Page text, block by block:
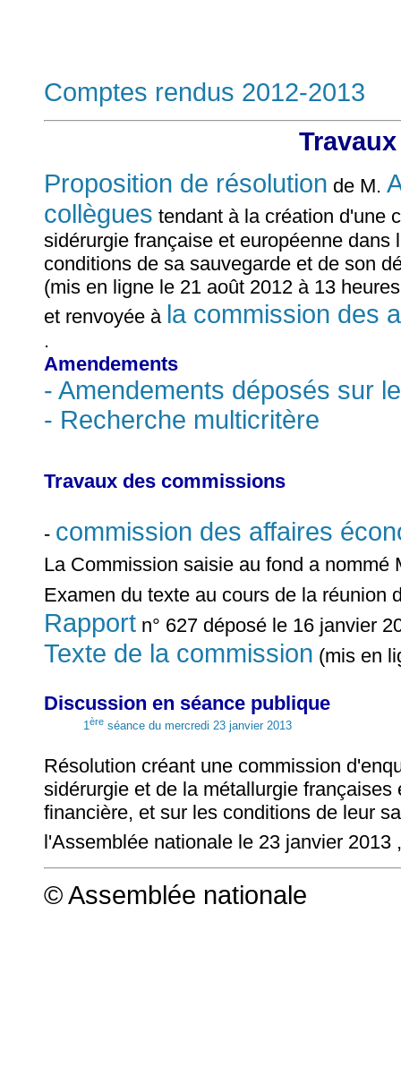
Comptes rendus 2012-2013
Proposition de résolution de M.
collègues tendant à la création d'une
sidérurgie française et européenne
conditions de sa sauvegarde et de son
(mis en ligne le 21 août 2012 à 13
et renvoyée à la commission des
.
Amendements
- Amendements déposés sur
- Recherche multicritère
Travaux des commissions
- commission des affaires
La Commission saisie au fond a nommé
Examen du texte au cours de la réunion
Rapport n° 627 déposé le 16 janvier
Texte de la commission (mis en
Discussion en séance publique
1ère séance du mercredi 23 janvier 2013
Résolution créant une commission
sidérurgie et de la métallurgie
financière, et sur les conditions de leur
l'Assemblée nationale le 23 janvier 2013
© Assemblée nationale